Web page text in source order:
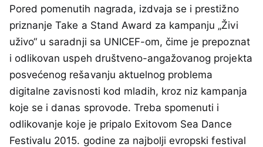
Pored pomenutih nagrada, izdvaja se i prestižno
priznanje Take a Stand Award za kampanju „Živi
uživo“ u saradnji sa UNICEF-om, čime je prepoznat
i odlikovan uspeh društveno-angažovanog projekta
posvećenog rešavanju aktuelnog problema
digitalne zavisnosti kod mladih, kroz niz kampanja
koje se i danas sprovode. Treba spomenuti i
odlikovanje koje je pripalo Exitovom Sea Dance
Festivalu 2015. godine za najbolji evropski festival